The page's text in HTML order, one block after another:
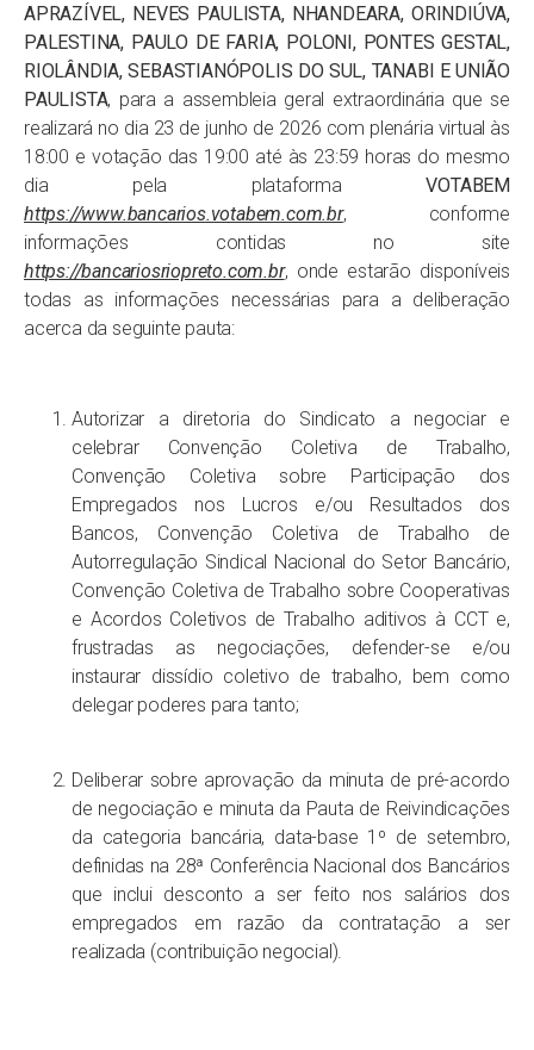
APRAZÍVEL, NEVES PAULISTA, NHANDEARA, ORINDIÚVA,
PALESTINA, PAULO DE FARIA, POLONI, PONTES GESTAL,
RIOLÂNDIA, SEBASTIANÓPOLIS DO SUL, TANABI E UNIÃO
PAULISTA, para a assembleia geral extraordinária que se
realizará no dia 23 de junho de 2026 com plenária virtual às
18:00 e votação das 19:00 até às 23:59 horas do mesmo
dia pela plataformaVOTABEM
https://www.bancarios.votabem.com.br, conforme
informações contidas no site
https://bancariosriopreto.com.br, onde estarão disponíveis
todas as informações necessárias para a deliberação
acerca da seguinte pauta:
Autorizar a diretoria do Sindicato a negociar e
celebrar Convenção Coletiva de Trabalho,
Convenção Coletiva sobre Participação dos
Empregados nos Lucros e/ou Resultados dos
Bancos, Convenção Coletiva de Trabalho de
Autorregulação Sindical Nacional do Setor Bancário,
Convenção Coletiva de Trabalho sobre Cooperativas
e Acordos Coletivos de Trabalho aditivos à CCT e,
frustradas as negociações, defender-se e/ou
instaurar dissídio coletivo de trabalho, bem como
delegar poderes para tanto;
Deliberar sobre aprovação da minuta de pré-acordo
de negociação e minuta da Pauta de Reivindicações
da categoria bancária, data-base 1º de setembro,
definidas na 28ª Conferência Nacional dos Bancários
que inclui desconto a ser feito nos salários dos
empregados em razão da contratação a ser
realizada (contribuição negocial).